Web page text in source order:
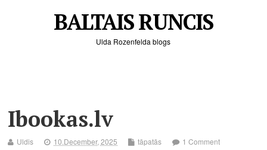
BALTAIS RUNCIS
Ulda Rozenfelda blogs
Ibookas.lv
Uldis 10.December, 2025 tāpatās 1 Comment